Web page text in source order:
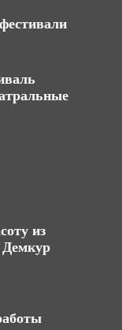
из
Демкур